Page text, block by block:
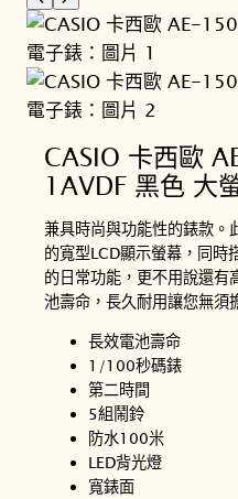
CASIO 卡西歐
1AVDF 黑色 大
兼具時尚與功能性的錶款。
的寬型LCD顯示螢幕，同時
的日常功能，更不用說還
池壽命，長久耐用讓您無須
長效電池壽命
1/100秒碼錶
第二時間
5組鬧鈴
防水100米
LED背光燈
寬錶面